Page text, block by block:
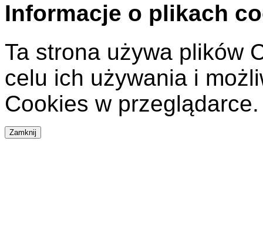
Informacje o plikach
Ta strona używa plików
celu ich używania i
Cookies w